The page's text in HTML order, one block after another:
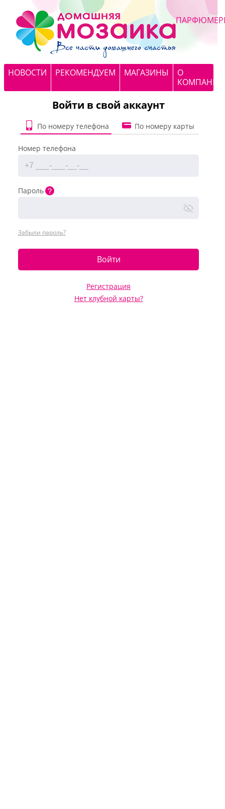
НОВОСТИ РЕКОМЕНДУЕМ МАГАЗИНЫ
О
КОМПАНИИ
Войти в свой аккаунт
По номеру телефона По номеру карты
Номер телефона
Пароль
Забыли пароль?
Войти
Регистрация
Нет клубной карты?